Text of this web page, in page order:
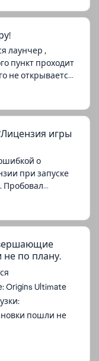
лаунчер ,
пункт проходит
не открывается,
игры
о
при запуске
Пробовал
по плану.
Origins Ultimate
пошли не